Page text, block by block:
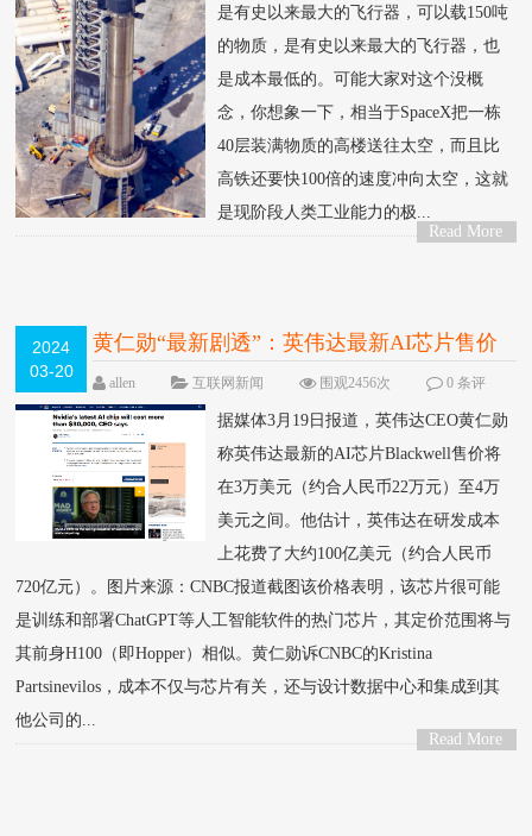
是有史以来最大的飞行器，可以载150吨
的物质，是有史以来最大的飞行器，也
是成本最低的。可能大家对这个没概
念，你想象一下，相当于SpaceX把一栋
40层装满物质的高楼送往太空，而且比
高铁还要快100倍的速度冲向太空，这就
是现阶段人类工业能力的极...
Read More
2024
03-20
黄仁勋“最新剧透”：英伟达最新AI芯片售价
将超22万元！研发成本花费超700亿元
allen 互联网新闻 围观2456次
0 条评
论
据媒体3月19日报道，英伟达CEO黄仁勋
称英伟达最新的AI芯片Blackwell售价将
在3万美元（约合人民币22万元）至4万
美元之间。他估计，英伟达在研发成本
上花费了大约100亿美元（约合人民币
720亿元）。图片来源：CNBC报道截图该价格表明，该芯片很可能
是训练和部署ChatGPT等人工智能软件的热门芯片，其定价范围将与
其前身H100（即Hopper）相似。黄仁勋诉CNBC的Kristina
Partsinevilos，成本不仅与芯片有关，还与设计数据中心和集成到其
他公司的...
Read More